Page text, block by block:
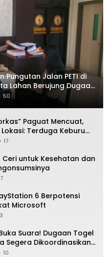
Pungutan Jalan PETI di
Lahan Berujung Dugaan
50
Paguat Mencuat,
Terduga Keburu
17
untuk Kesehatan dan
6 Berpotensi
Microsoft
Suara! Dugaan Togel
Segera Dikoordinasikan
10